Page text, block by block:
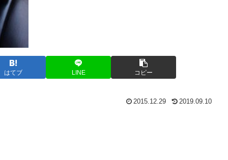
はてブ LINE コピー
2015.12.29 2019.09.10